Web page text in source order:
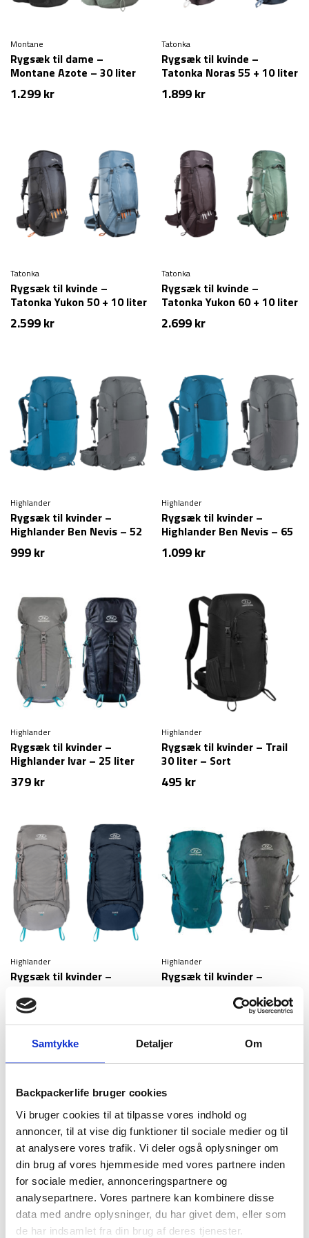
Samtykke Detaljer Om
Backpackerlife bruger cookies
Vi bruger cookies til at tilpasse vores indhold og
annoncer, til at vise dig funktioner til sociale medier og til
at analysere vores trafik. Vi deler også oplysninger om
din brug af vores hjemmeside med vores partnere inden
for sociale medier, annonceringspartnere og
analysepartnere. Vores partnere kan kombinere disse
data med andre oplysninger, du har givet dem, eller som
de har indsamlet fra din brug af deres tjenester.
Montane
Rygsæk til dame –
Montane Azote – 30 liter
1.299kr
Tatonka
Rygsæk til kvinde –
Tatonka Noras 55 + 10 liter
1.899kr
Tatonka
Rygsæk til kvinde –
Tatonka Yukon 50 + 10 liter
2.599kr
Tatonka
Rygsæk til kvinde –
Tatonka Yukon 60 + 10 liter
2.699kr
Highlander
Rygsæk til kvinder –
Highlander Ben Nevis – 52
liter
999kr
Highlander
Rygsæk til kvinder –
Highlander Ben Nevis – 65
liter
1.099kr
Highlander
Rygsæk til kvinder –
Highlander Ivar – 25 liter
379kr
Highlander
Rygsæk til kvinder – Trail
30 liter – Sort
495 kr
Highlander
Rygsæk til kvinder –
449kr
Highlander
Rygsæk til kvinder –
Highlander
Rygsæk til kvinder –
Highlander Vega – 40 liter